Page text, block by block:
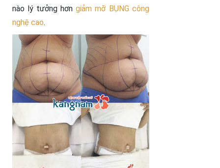
nào lý tưởng hơngiảm mỡ BỤNG công
nghệ cao.